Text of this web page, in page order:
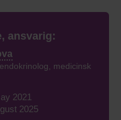
ansvarig:
medicinsk
2021
2025